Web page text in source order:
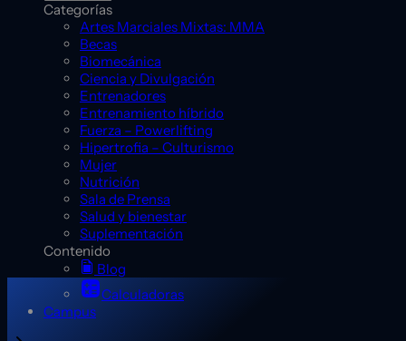
Categorías
Artes Marciales Mixtas: MMA
Becas
Biomecánica
Ciencia y Divulgación
Entrenadores
Entrenamiento híbrido
Fuerza – Powerlifting
Hipertrofia – Culturismo
Mujer
Nutrición
Sala de Prensa
Salud y bienestar
Suplementación
Contenido
Blog
Calculadoras
Campus